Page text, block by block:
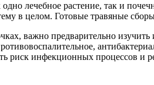
лечебное растение, так и
в целом. Готовые травяные
важно предварительно
риск инфекционных процессов и